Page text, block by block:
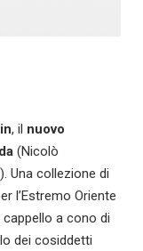
, il nuovo
(Nicolò
Una collezione di
l’Estremo Oriente
a cono di
dei cosiddetti